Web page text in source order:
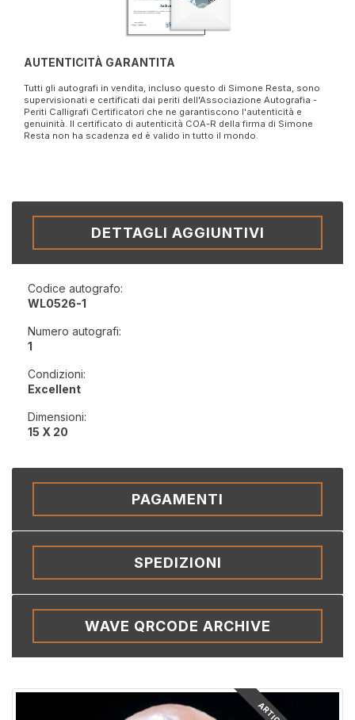
AUTENTICITÀ GARANTITA
Tutti gli autografi in vendita, incluso questo di Simone Resta, sono
supervisionati e certificati dai periti dell'Associazione Autografia -
Periti Calligrafi Certificatori che ne garantiscono l'autenticità e
genuinità. Il certificato di autenticità COA-R della firma di Simone
Resta non ha scadenza ed è valido in tutto il mondo.
DETTAGLI AGGIUNTIVI
Codice autografo:
WL0526-1
Numero autografi:
1
Condizioni:
Excellent
Dimensioni:
15 X 20
PAGAMENTI
SPEDIZIONI
WAVE QRCODE ARCHIVE